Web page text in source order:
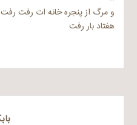
و مرگ از پنجره خانه ات رفت
هفتاد بار رفت